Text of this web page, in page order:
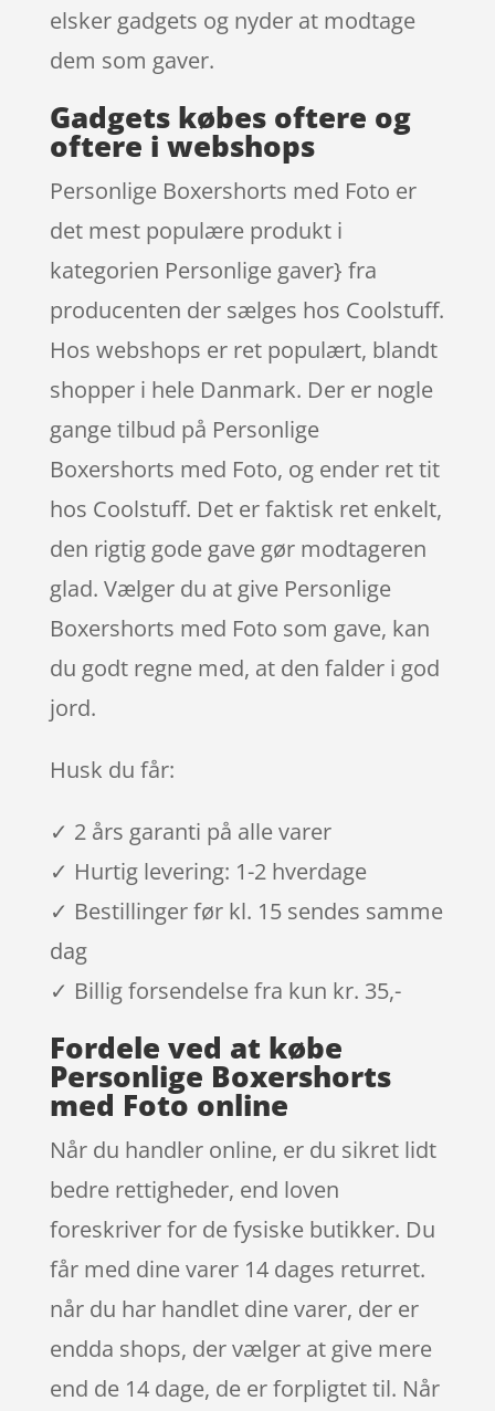
elsker gadgets og nyder at modtage
dem som gaver.
Gadgets købes oftere og
oftere i webshops
Personlige Boxershorts med Foto er
det mest populære produkt i
kategorien Personlige gaver} fra
producenten der sælges hos Coolstuff.
Hos webshops er ret populært, blandt
shopper i hele Danmark. Der er nogle
gange tilbud på Personlige
Boxershorts med Foto, og ender ret tit
hos Coolstuff. Det er faktisk ret enkelt,
den rigtig gode gave gør modtageren
glad. Vælger du at give Personlige
Boxershorts med Foto som gave, kan
du godt regne med, at den falder i god
jord.
Husk du får:
✓ 2 års garanti på alle varer
✓ Hurtig levering: 1-2 hverdage
✓ Bestillinger før kl. 15 sendes samme
dag
✓ Billig forsendelse fra kun kr. 35,-
Fordele ved at købe
Personlige Boxershorts
med Foto online
Når du handler online, er du sikret lidt
bedre rettigheder, end loven
foreskriver for de fysiske butikker. Du
får med dine varer 14 dages returret.
når du har handlet dine varer, der er
endda shops, der vælger at give mere
end de 14 dage, de er forpligtet til. Når